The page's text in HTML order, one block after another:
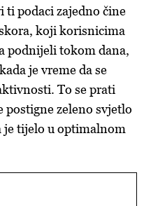
ti podaci zajedno čine
koji korisnicima
podnijeli tokom dana,
je vreme da se
To se prati
postigne zeleno svjetlo
je tijelo u optimalnom